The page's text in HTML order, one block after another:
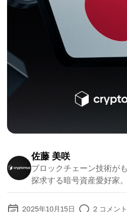
佐藤 美咲
ブロックチェーン技術が
探求する暗号資産愛好家。
2025年10月15日 2 コメント